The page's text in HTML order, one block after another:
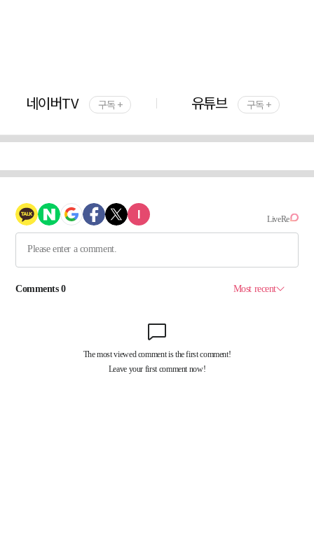
네이버TV 구독 + 유튜브 구독 +